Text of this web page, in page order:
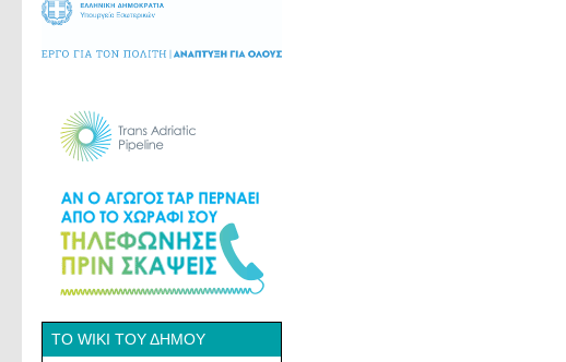
ΤΟ WIKI ΤΟΥ ΔΉΜΟΥ